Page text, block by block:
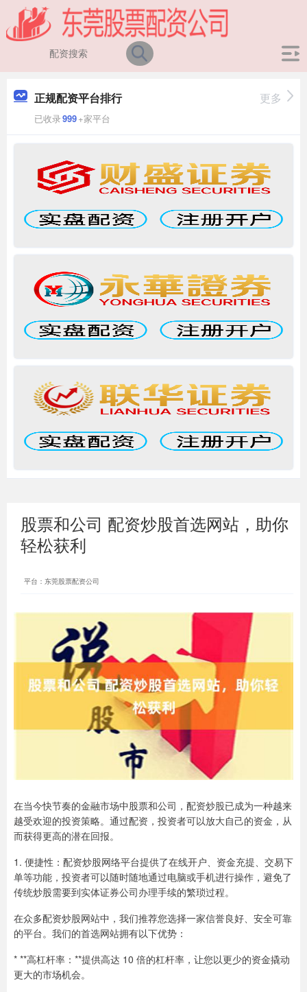
正规配资平台排行
已收录999+家平台
更多
股票和公司 配资炒股首选网站，助你
轻松获利
平台：东莞股票配资公司
在当今快节奏的金融市场中股票和公司，配资炒股已成为一种越来
越受欢迎的投资策略。通过配资，投资者可以放大自己的资金，从
而获得更高的潜在回报。
1. 便捷性：配资炒股网络平台提供了在线开户、资金充提、交易下
单等功能，投资者可以随时随地通过电脑或手机进行操作，避免了
传统炒股需要到实体证券公司办理手续的繁琐过程。
在众多配资炒股网站中，我们推荐您选择一家信誉良好、安全可靠
的平台。我们的首选网站拥有以下优势：
* **高杠杆率：**提供高达 10 倍的杠杆率，让您以更少的资金撬动
更大的市场机会。